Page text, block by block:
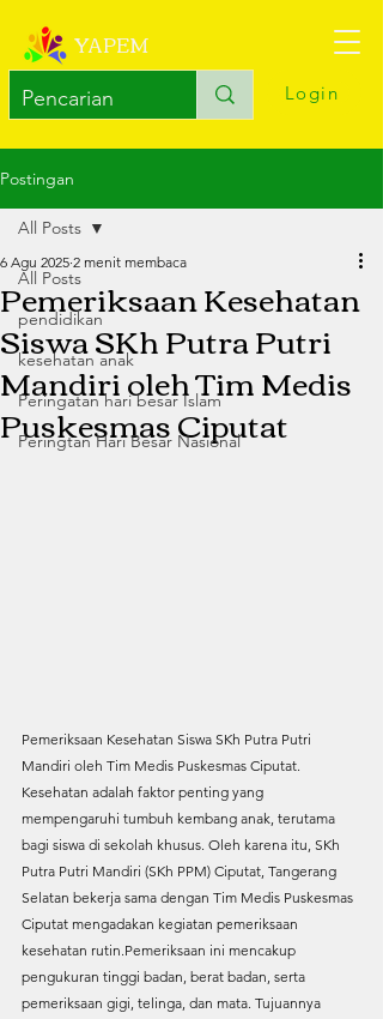
YAPEM
Login
Postingan
All Posts
pendidikan
kesehatan anak
Peringatan hari besar Islam
Peringtan Hari Besar Nasional
All Posts
Pemeriksaan Kesehatan
Siswa SKh Putra Putri
Mandiri oleh Tim Medis
Puskesmas Ciputat
6 Agu 2025 2 menit membaca
Pemeriksaan Kesehatan Siswa SKh Putra Putri
Mandiri oleh Tim Medis Puskesmas Ciputat.
Kesehatan adalah faktor penting yang
mempengaruhi tumbuh kembang anak, terutama
bagi siswa di sekolah khusus. Oleh karena itu, SKh
Putra Putri Mandiri (SKh PPM) Ciputat, Tangerang
Selatan bekerja sama dengan Tim Medis Puskesmas
Ciputat mengadakan kegiatan pemeriksaan
kesehatan rutin.Pemeriksaan ini mencakup
pengukuran tinggi badan, berat badan, serta
pemeriksaan gigi, telinga, dan mata. Tujuannya